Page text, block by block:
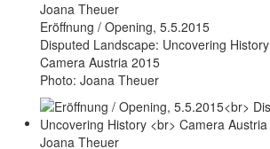
Eröffnung / Opening, 5.5.2015
Disputed Landscape: Uncovering History
Camera Austria 2015
Photo: Joana Theuer